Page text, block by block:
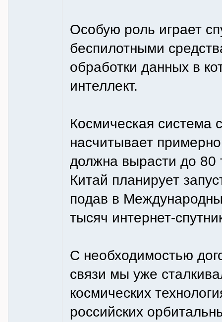
Особую роль играет
беспилотными
обработки данных в
интеллект.
Космическая система
насчитывает
должна вырасти до 80
Китай планирует
подав в
тысяч интернет-
С необходимостью
связи мы уже
космических
российских